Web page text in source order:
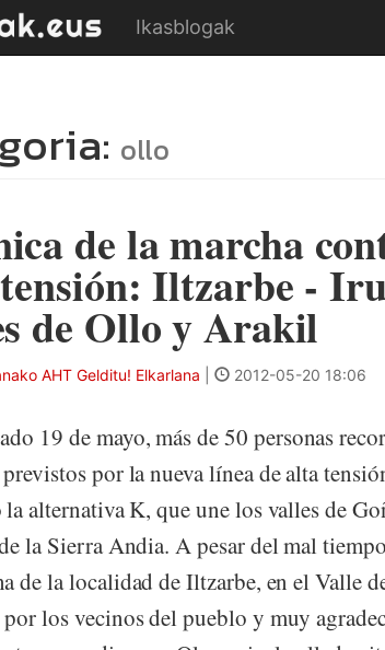
Ikasblogak
ollo
de la marcha
Iltzarbe -
de Ollo y Arakil
AHT Gelditu! Elkarlana 2012-05-20 18:06
19 de mayo, más de 50 personas
por la nueva línea de alta
alternativa K, que une los valles de
la Sierra Andia. A pesar del mal
de la localidad de Iltzarbe, en el Valle
los vecinos del pueblo y muy